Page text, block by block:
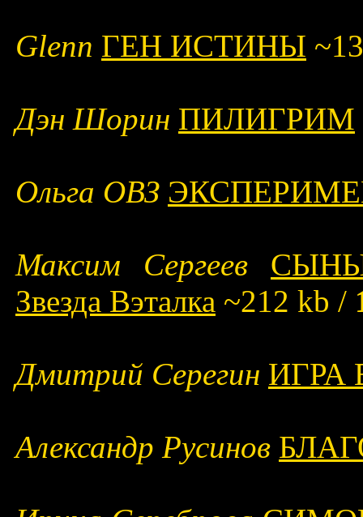
Glenn ГЕН ИСТИНЫ
Дэн Шорин ПИЛИГРИМ
Ольга ОВЗ
Максим Сергеев
Звезда Вэталка ~212 kb /
Дмитрий Серегин ИГРА
Александр Русинов